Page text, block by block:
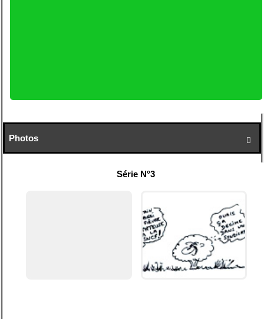

Photos
Série N°3